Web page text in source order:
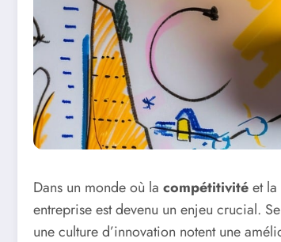
Dans un monde où la compétitivitéet la
entreprise est devenu un enjeu crucial.
une culture d’innovation notent une